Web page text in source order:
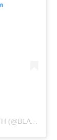
O POSTARE DISTRIBUITĂ DE BLACK SABBATH (@BLACKSABBATH)